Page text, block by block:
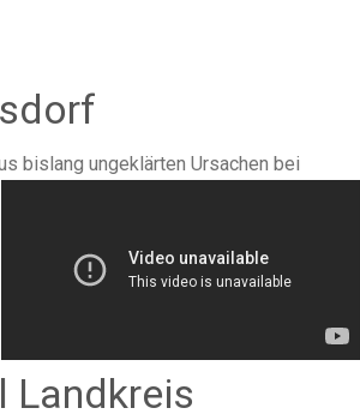
bislang ungeklärten Ursachen bei
Landkreis